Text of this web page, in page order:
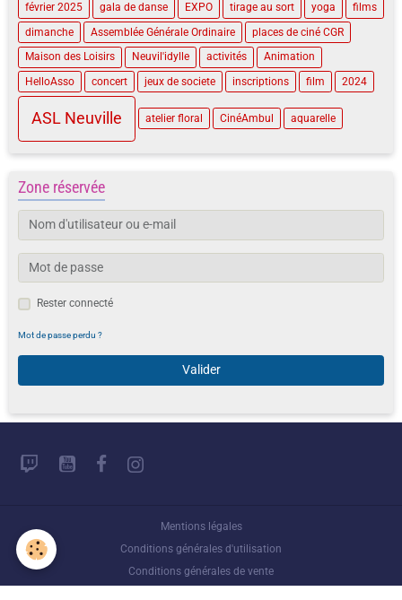
février 2025
gala de danse EXPO tirage au sort yoga
films
dimanche
Assemblée Générale Ordinaire
places de ciné CGR
Maison des Loisirs
Neuvil'idylle activités
Animation
HelloAsso
concert jeux de societe inscriptions film 2024
ASL Neuville atelier floral CinéAmbul aquarelle
Zone réservée
Rester connecté
Mot de passe perdu ?
Valider
Mentions légales
Conditions générales d'utilisation
Conditions générales de vente